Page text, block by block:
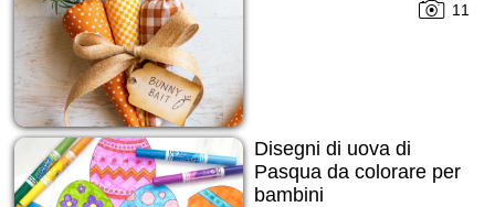
11
Disegni di uova di
Pasqua da colorare per
bambini